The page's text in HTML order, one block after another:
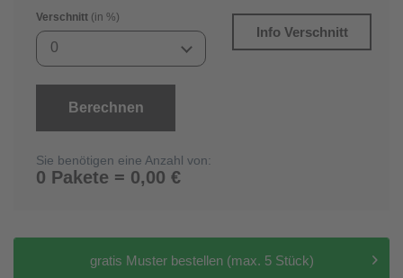
Verschnitt (in %)
0
Info Verschnitt
Berechnen
Sie benötigen eine Anzahl von:
0 Pakete = 0,00 €
gratis Muster bestellen (max. 5 Stück)